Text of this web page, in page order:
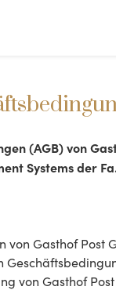
(AGB) von
Systems der
von Gasthof
von Gasthof